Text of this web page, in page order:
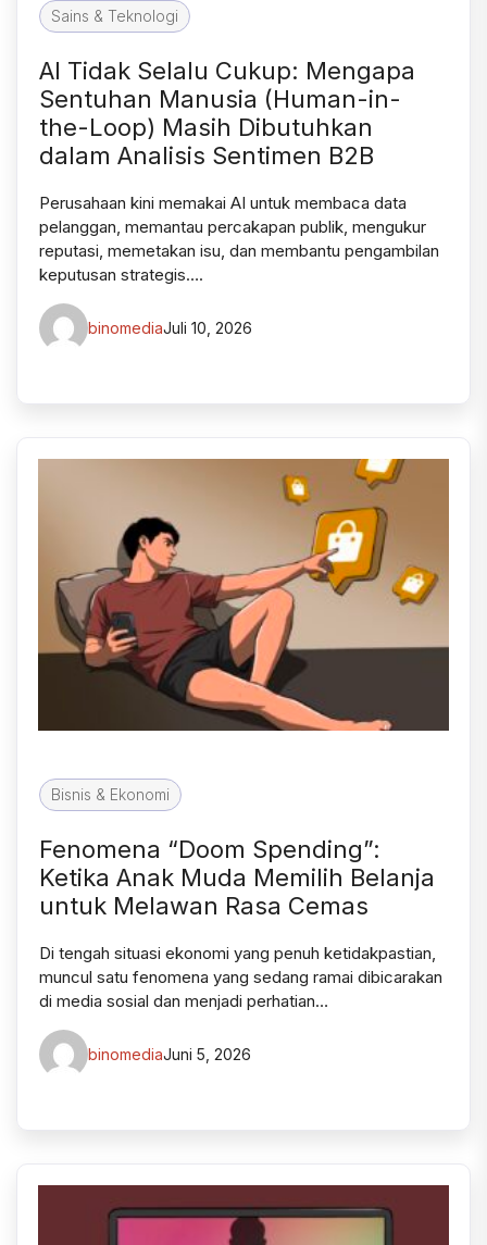
Sains & Teknologi
AI Tidak Selalu Cukup: Mengapa
Sentuhan Manusia (Human-in-
the-Loop) Masih Dibutuhkan
dalam Analisis Sentimen B2B
Perusahaan kini memakai AI untuk membaca data
pelanggan, memantau percakapan publik, mengukur
reputasi, memetakan isu, dan membantu pengambilan
keputusan strategis….
binomediaJuli 10, 2026
Bisnis & Ekonomi
Fenomena “Doom Spending”:
Ketika Anak Muda Memilih Belanja
untuk Melawan Rasa Cemas
Di tengah situasi ekonomi yang penuh ketidakpastian,
muncul satu fenomena yang sedang ramai dibicarakan
di media sosial dan menjadi perhatian…
binomediaJuni 5, 2026